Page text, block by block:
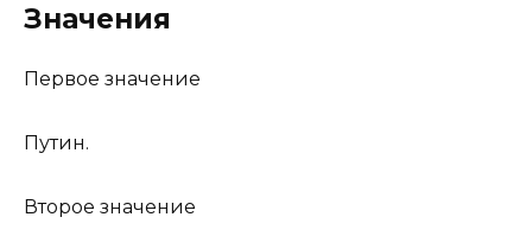
Значения
Первое значение
Путин.
Второе значение